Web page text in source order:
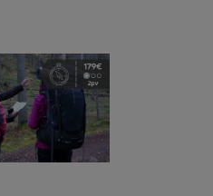
jälkeen saat sähköpostiisi
jonka eräpäivä on heti
voit maksaa myös
EHDOT